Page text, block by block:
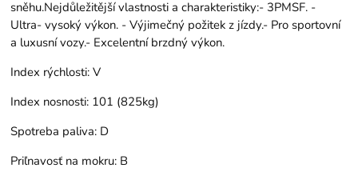
sněhu.Nejdůležitější vlastnosti a charakteristiky:- 3PMSF. -
Ultra- vysoký výkon. - Výjimečný požitek z jízdy.- Pro sportovní
a luxusní vozy.- Excelentní brzdný výkon.
Index rýchlosti: V
Index nosnosti: 101 (825kg)
Spotreba paliva: D
Priľnavosť na mokru: B